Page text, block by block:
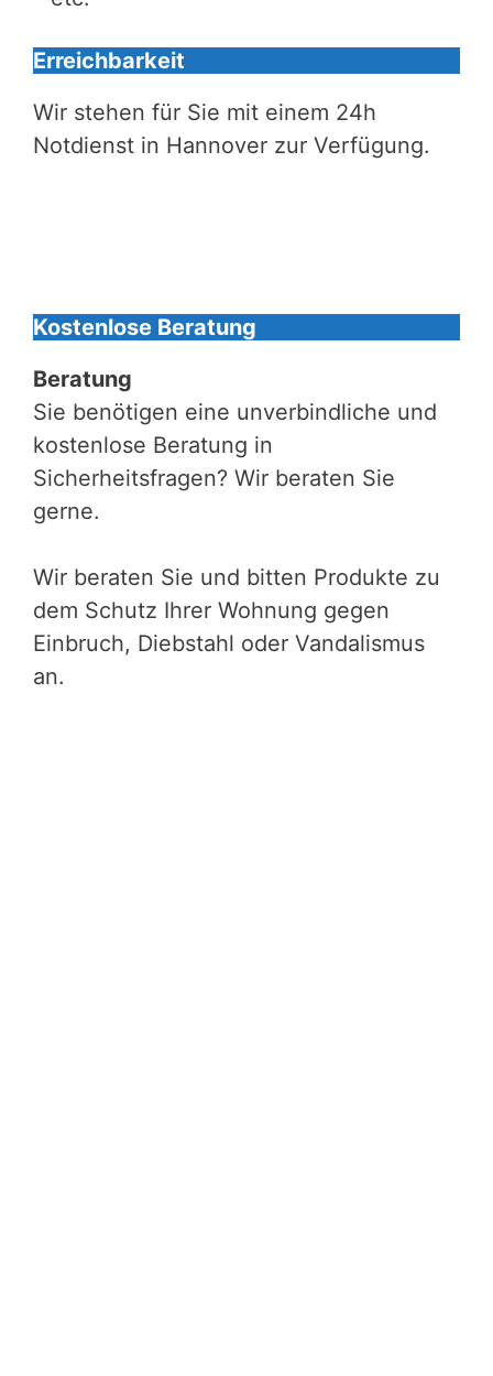
Erreichbarkeit
Wir stehen für Sie mit einem 24h
Notdienst in Hannover zur Verfügung.
Kostenlose Beratung
Beratung
Sie benötigen eine unverbindliche und
kostenlose Beratung in
Sicherheitsfragen? Wir beraten Sie
gerne.
Wir beraten Sie und bitten Produkte zu
dem Schutz Ihrer Wohnung gegen
Einbruch, Diebstahl oder Vandalismus
an.